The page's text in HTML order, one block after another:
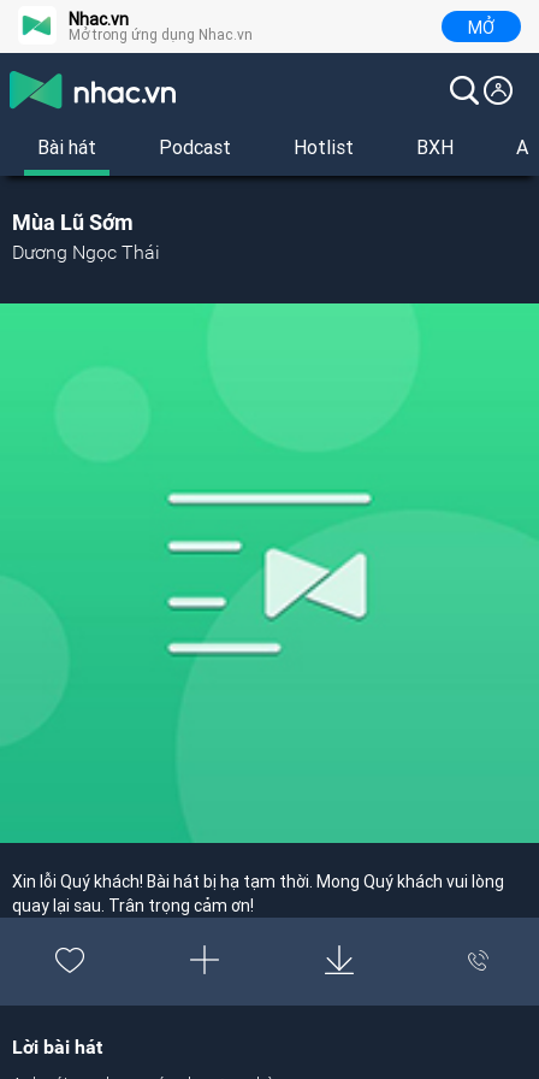
Nhac.vn
Mở trong ứng dụng Nhac.vn MỞ
Bài hát Podcast Hotlist BXH
Mùa Lũ Sớm
Dương Ngọc Thái
Xin lỗi Quý khách! Bài hát bị hạ tạm thời. Mong Quý khách vui lòng
quay lại sau. Trân trọng cảm ơn!
Lời bài hát